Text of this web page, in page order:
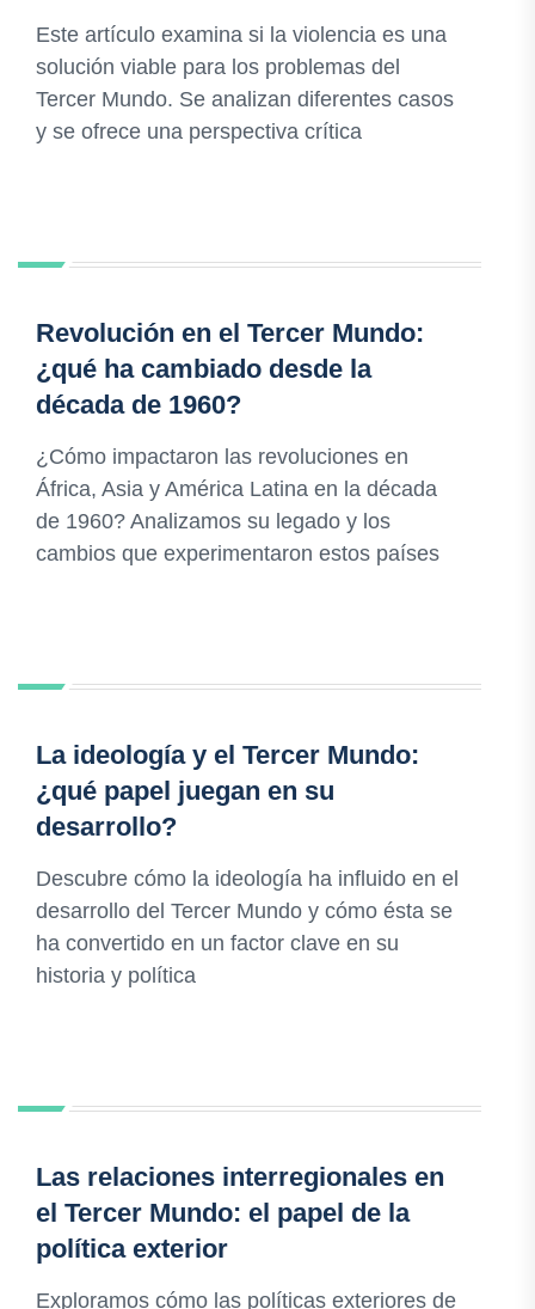
Este artículo examina si la violencia es una
solución viable para los problemas del
Tercer Mundo. Se analizan diferentes casos
y se ofrece una perspectiva crítica
Revolución en el Tercer Mundo:
¿qué ha cambiado desde la
década de 1960?
¿Cómo impactaron las revoluciones en
África, Asia y América Latina en la década
de 1960? Analizamos su legado y los
cambios que experimentaron estos países
La ideología y el Tercer Mundo:
¿qué papel juegan en su
desarrollo?
Descubre cómo la ideología ha influido en el
desarrollo del Tercer Mundo y cómo ésta se
ha convertido en un factor clave en su
historia y política
Las relaciones interregionales en
el Tercer Mundo: el papel de la
política exterior
Exploramos cómo las políticas exteriores de